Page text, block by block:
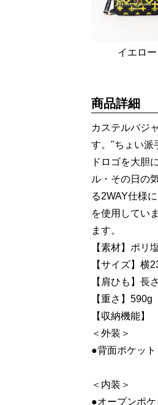
イエロー
商品詳細
カステルバジ
す。"ちょい派
ドロゴを大胆
ル・その日の
る2WAY仕様
を使用してい
ます。
【素材】ポリ
【サイズ】横
【肩ひも】長
【重さ】590g
【収納機能】
＜外装＞
●背面ポケット
＜内装＞
●オープンポケ